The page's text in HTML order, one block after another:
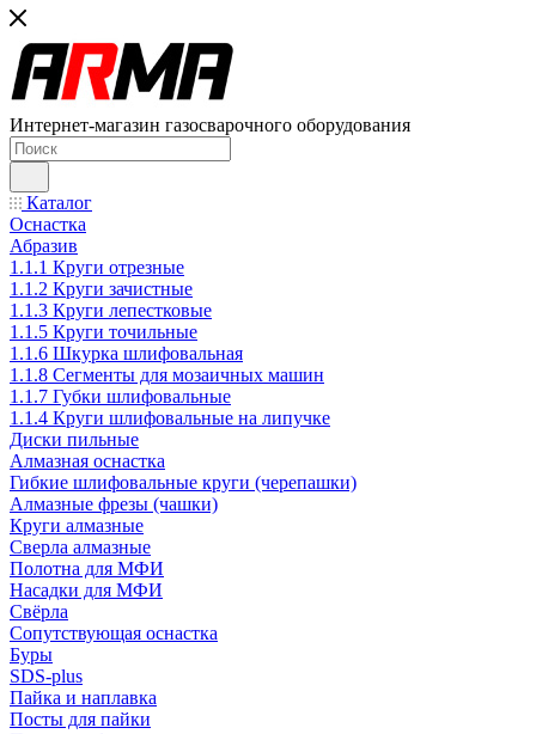
Интернет-магазин газосварочного оборудования
Каталог
Оснастка
Абразив
1.1.1 Круги отрезные
1.1.2 Круги зачистные
1.1.3 Круги лепестковые
1.1.5 Круги точильные
1.1.6 Шкурка шлифовальная
1.1.8 Сегменты для мозаичных машин
1.1.7 Губки шлифовальные
1.1.4 Круги шлифовальные на липучке
Диски пильные
Алмазная оснастка
Гибкие шлифовальные круги (черепашки)
Алмазные фрезы (чашки)
Круги алмазные
Сверла алмазные
Полотна для МФИ
Насадки для МФИ
Свёрла
Сопутствующая оснастка
Буры
SDS-plus
Пайка и наплавка
Посты для пайки